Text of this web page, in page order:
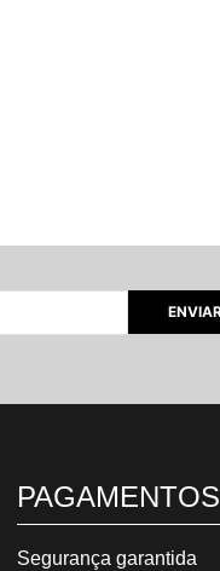
PAGAMENTOS
Segurança garantida